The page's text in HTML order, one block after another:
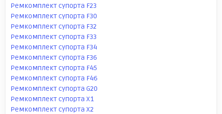
Ремкомплект супорта F23
Ремкомплект супорта F30
Ремкомплект супорта F32
Ремкомплект супорта F33
Ремкомплект супорта F34
Ремкомплект супорта F36
Ремкомплект супорта F45
Ремкомплект супорта F46
Ремкомплект супорта G20
Ремкомплект супорта X1
Ремкомплект супорта X2